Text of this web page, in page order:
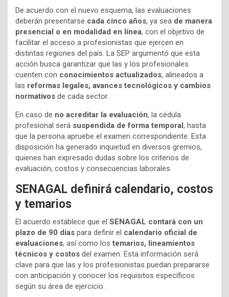
De acuerdo con el nuevo esquema, las evaluaciones
deberán presentarse cada cinco años, ya sea de manera
presencial o en modalidad en línea, con el objetivo de
facilitar el acceso a profesionistas que ejercen en
distintas regiones del país. La SEP argumentó que esta
acción busca garantizar que las y los profesionales
cuenten con conocimientos actualizados, alineados a
las reformas legales, avances tecnológicos y cambios
normativos de cada sector.
En caso de no acreditar la evaluación, la cédula
profesional será suspendida de forma temporal, hasta
que la persona apruebe el examen correspondiente. Esta
disposición ha generado inquietud en diversos gremios,
quienes han expresado dudas sobre los criterios de
evaluación, costos y consecuencias laborales.
SENAGAL definirá calendario, costos
y temarios
El acuerdo establece que el SENAGAL contará con un
plazo de 90 días para definir el calendario oficial de
evaluaciones, así como lostemarios, lineamientos
técnicos y costos del examen. Esta información será
clave para que las y los profesionistas puedan prepararse
con anticipación y conocer los requisitos específicos
según su área de ejercicio.